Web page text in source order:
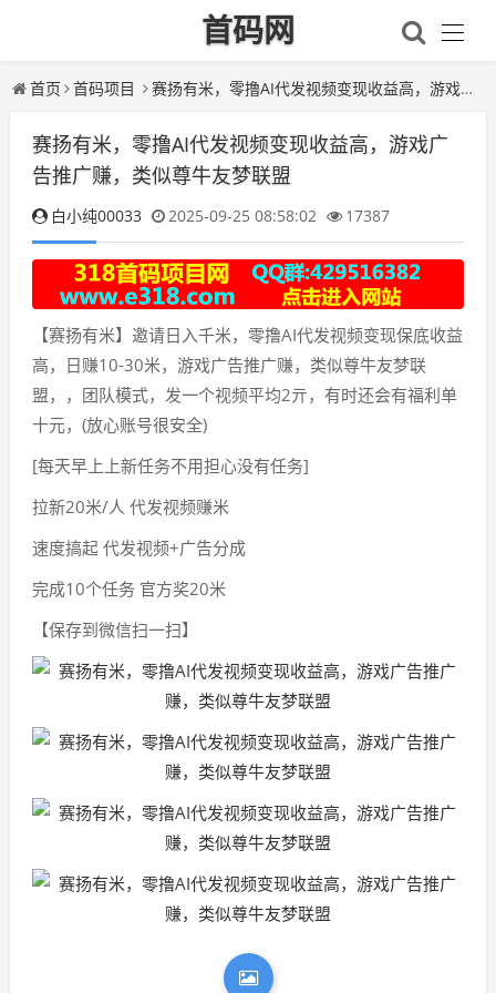
首码网
首页 首码项目 赛扬有米，零撸AI代发视频变现收益高，游戏广告推广赚，类似尊牛友梦联盟
赛扬有米，零撸AI代发视频变现收益高，游戏广
告推广赚，类似尊牛友梦联盟
白小纯00033 2025-09-25 08:58:02 17387
【赛扬有米】邀请日入千米，零撸AI代发视频变现保底收益
高，日赚10-30米，游戏广告推广赚，类似尊牛友梦联
盟，，团队模式，发一个视频平均2亓，有时还会有福利单
十元，(放心账号很安全)
[每天早上上新任务不用担心没有任务]
拉新20米/人 代发视频赚米
速度搞起 代发视频+广告分成
完成10个任务 官方奖20米
【保存到微信扫一扫】